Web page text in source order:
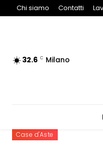
Chi siamo Contatti
32.6 C Milano
Case d'Aste